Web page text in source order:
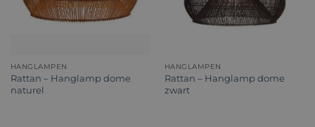
HANGLAMPEN
Rattan – Hanglamp dome
naturel
HANGLAMPEN
Rattan – Hanglamp dome
zwart